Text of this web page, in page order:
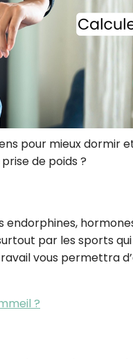
pour mieux dormir
de poids ?
endorphines,
par les sports
vous permettra
?